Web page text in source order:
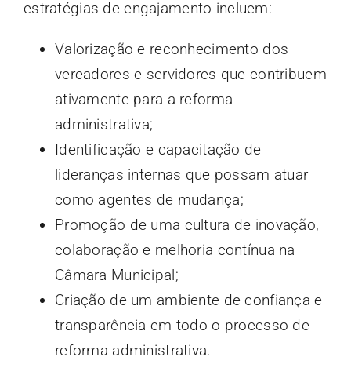
estratégias de engajamento incluem:
Valorização e reconhecimento dos
vereadores e servidores que contribuem
ativamente para a reforma
administrativa;
Identificação e capacitação de
lideranças internas que possam atuar
como agentes de mudança;
Promoção de uma cultura de inovação,
colaboração e melhoria contínua na
Câmara Municipal;
Criação de um ambiente de confiança e
transparência em todo o processo de
reforma administrativa.